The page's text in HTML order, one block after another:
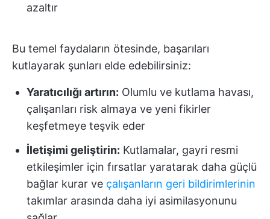
azaltır
Bu temel faydaların ötesinde, başarıları
kutlayarak şunları elde edebilirsiniz:
Yaratıcılığı artırın: Olumlu ve kutlama havası,
çalışanları risk almaya ve yeni fikirler
keşfetmeye teşvik eder
İletişimi geliştirin: Kutlamalar, gayri resmi
etkileşimler için fırsatlar yaratarak daha güçlü
bağlar kurar ve çalışanların geri bildirimlerinin
takımlar arasında daha iyi asimilasyonunu